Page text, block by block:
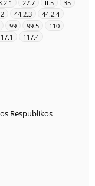
27.7 II.5
35
44.2.3
44.2.4
99 99.5
110
117.4
Respublikos